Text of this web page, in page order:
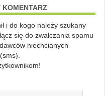
i do kogo należy szukany
się do zwalczania spamu
niechcianych